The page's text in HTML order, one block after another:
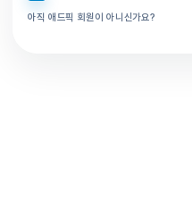
아직 애드픽 회원이 아니신가요?